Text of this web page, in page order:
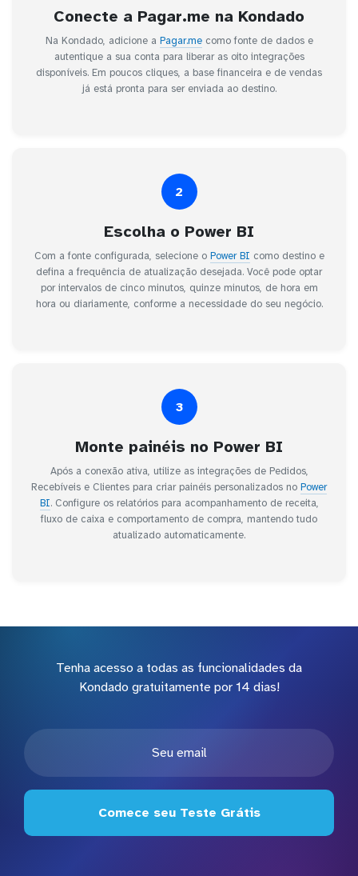
Conecte a Pagar.me na Kondado
Na Kondado, adicione a Pagar.mecomo fonte de dados e
autentique a sua conta para liberar as oito integrações
disponíveis. Em poucos cliques, a base financeira e de vendas
já está pronta para ser enviada ao destino.
2
Escolha o Power BI
Com a fonte configurada, selecione o Power BI como destino e
defina a frequência de atualização desejada. Você pode optar
por intervalos de cinco minutos, quinze minutos, de hora em
hora ou diariamente, conforme a necessidade do seu negócio.
3
Monte painéis no Power BI
Após a conexão ativa, utilize as integrações de Pedidos,
Recebíveis e Clientes para criar painéis personalizados no Power
BI. Configure os relatórios para acompanhamento de receita,
fluxo de caixa e comportamento de compra, mantendo tudo
atualizado automaticamente.
Tenha acesso a todas as funcionalidades da
Kondado gratuitamente por 14 dias!
Comece seu Teste Grátis